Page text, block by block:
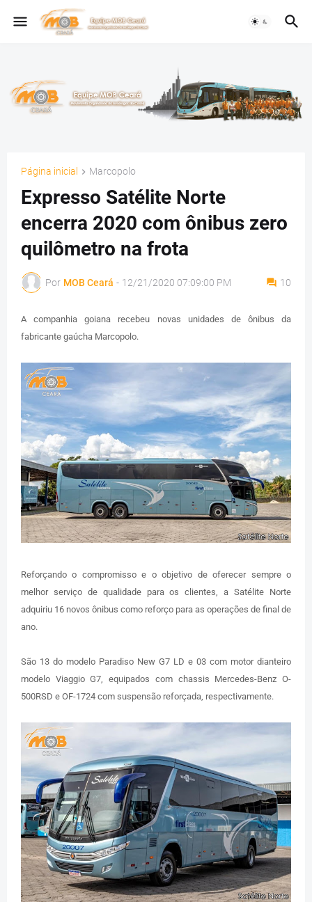
Página inicial Marcopolo
Expresso Satélite Norte
encerra 2020 com ônibus zero
quilômetro na frota
Por MOB Ceará - 12/21/2020 07:09:00 PM 10
A companhia goiana recebeu novas unidades de ônibus da
fabricante gaúcha Marcopolo.
Reforçando o compromisso e o objetivo de oferecer sempre o
melhor serviço de qualidade para os clientes, a Satélite Norte
adquiriu 16 novos ônibus como reforço para as operações de final de
ano.
São 13 do modelo Paradiso New G7 LD e 03 com motor dianteiro
modelo Viaggio G7, equipados com chassis Mercedes-Benz O-
500RSD e OF-1724 com suspensão reforçada, respectivamente.